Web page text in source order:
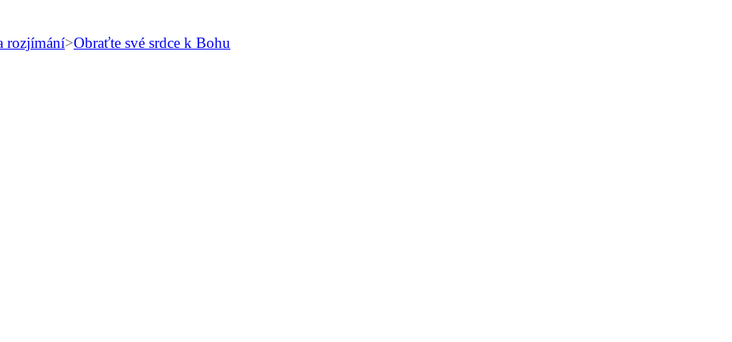
rozjímání>Obraťte své srdce k Bohu